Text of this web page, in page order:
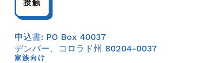
接触
申込書: PO Box 40037
デンバー、コロラド州 80204-0037
家族向け